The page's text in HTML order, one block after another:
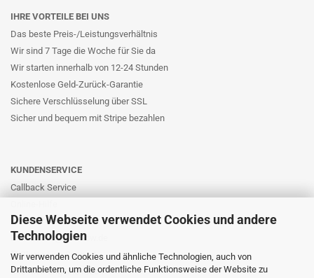
Diese Webseite verwendet Cookies und andere
Technologien
Wir verwenden Cookies und ähnliche Technologien, auch von
Drittanbietern, um die ordentliche Funktionsweise der Website zu
IHRE VORTEILE BEI UNS
Das beste Preis-/Leistungsverhältnis
Wir sind 7 Tage die Woche für Sie da
Wir starten innerhalb von 12-24 Stunden
Kostenlose Geld-Zurück-Garantie
Sichere Verschlüsselung über SSL
Sicher und bequem mit Stripe bezahlen
KUNDENSERVICE
Callback Service
Kontaktformular
E-Mail: info@likernow.de
Skype Live Support
Ihre Meinung und Ideen